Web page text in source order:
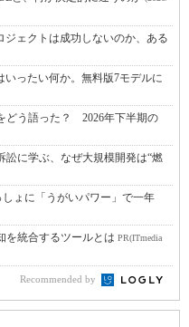
ェクトは成功しないのか、ある
ったい何か。無料版7モデルに
どう語った？ 2026年下半期の
訟に学ぶ、なぜ大規模開発は“燃
ょに「うがいパワー」で一年
統合するツールとは PR(ITmedia
Recommended by